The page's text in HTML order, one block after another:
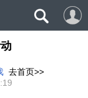
去首页>>